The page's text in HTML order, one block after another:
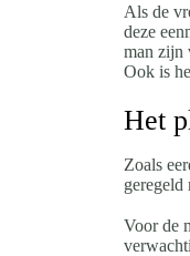
Als de
deze
man zijn
Ook is
Het
Zoals
Voor de